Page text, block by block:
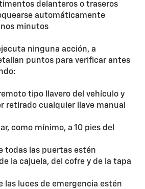
delanteros o traseros
automáticamente
minutos
ninguna acción, a
puntos para verificar antes
tipo llavero del vehículo y
retirado cualquier llave manual
como mínimo, a 10 pies del
todas las puertas estén
la cajuela, del cofre y de la tapa
las luces de emergencia estén